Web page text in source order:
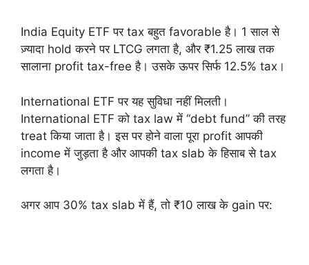
India Equity ETF पर tax बहुत favorable है। 1 साल से
ज़्यादा hold करने पर LTCG लगता है, और ₹1.25 लाख तक
सालाना profit tax-free है। उसके ऊपर सिर्फ 12.5% tax।
International ETF पर यह सुविधा नहीं मिलती।
International ETF को tax law में “debt fund” की तरह
treat किया जाता है। इस पर होने वाला पूरा profit आपकी
income में जुड़ता है और आपकी tax slab के हिसाब से tax
लगता है।
अगर आप 30% tax slab में हैं, तो ₹10 लाख के gain पर: